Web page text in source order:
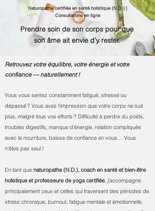
Naturopathe certifiée en santé holistique (N.D.) |
Consultations en ligne
Prendre soin de son corps pour que
son âme ait envie d'y rester.
Retrouvez votre équilibre, votre énergie et votre
confiance — naturellement !
Vous vous sentez constamment fatigué, stressé ou
dépassé ? Vous avez l’impression que votre corps ne suit
plus, malgré tous vos efforts ? Difficulté à perdre du poids,
troubles digestifs, manque d’énergie, relation compliquée
avec la nourriture, baisse de confiance en vous… Vous
n’êtes pas seul !
En tant que naturopathe (N.D.), coach en santé et bien-être
holistique et professeure de yoga certifiée, j’accompagne
principalement ceux et celles qui traversent des périodes de
stress chronique, burnout, fatigue mentale et émotionnelle,